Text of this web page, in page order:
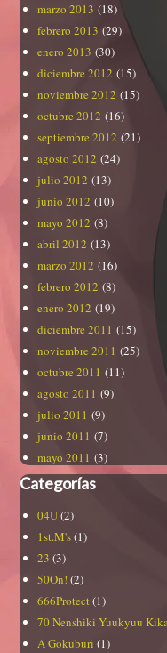
marzo 2013 (18)
febrero 2013 (29)
enero 2013 (30)
diciembre 2012 (15)
noviembre 2012 (15)
octubre 2012 (16)
septiembre 2012 (21)
agosto 2012 (24)
julio 2012 (13)
junio 2012 (10)
mayo 2012 (8)
abril 2012 (13)
marzo 2012 (16)
febrero 2012 (8)
enero 2012 (19)
diciembre 2011 (15)
noviembre 2011 (25)
octubre 2011 (11)
agosto 2011 (9)
julio 2011 (9)
junio 2011 (7)
mayo 2011 (3)
Categorías
04U(2)
1st.M's(1)
23 (3)
50On! (2)
666Protect (1)
70 Nenshiki Yuukyuu
A Gokuburi (1)